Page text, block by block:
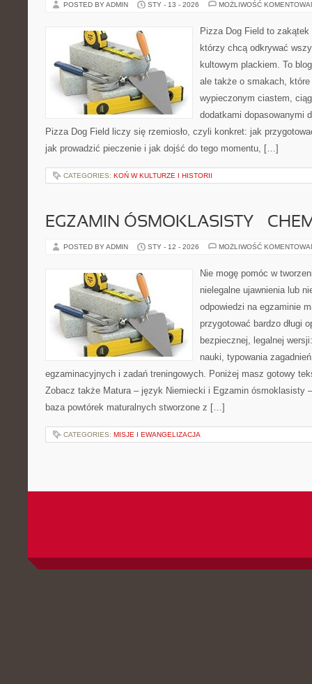
POSTED BY ADMIN STY - 13 - 2026 MOŻLIWOŚĆ
Pizza Dog Field to
którzy chcą odkrywać
kultowym plackiem. To
ale także o smakach,
wypieczonym ciastem,
dodatkami dopasowanymi
Pizza Dog Field liczy się rzemiosło, czyli konkret: jak
jak prowadzić pieczenie i jak dojść do tego momentu, […]
CATEGORIES: KOŃ W KULTURZE I HISTORII
EGZAMIN ÓSMOKLASISTY –
POSTED BY ADMIN STY - 12 - 2026 MOŻLIWOŚĆ
Nie mogę pomóc w
nielegalne ujawnienia lub
odpowiedzi na egzaminie
przygotować bardzo długi
bezpiecznej, legalnej
nauki, typowania
egzaminacyjnych i zadań treningowych. Poniżej masz gotowy
Zobacz także Matura – język Niemiecki i Egzamin ósmoklasisty
baza powtórek maturalnych stworzone z […]
CATEGORIES: MISJE I EWANGELIZACJA